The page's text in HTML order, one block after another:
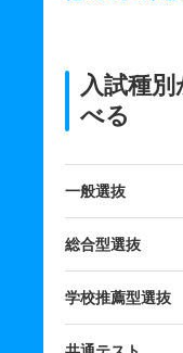
入試種
べる
一般選抜
総合型選抜
学校推薦型選抜